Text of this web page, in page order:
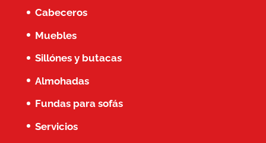
Cabeceros
Muebles
Sillónes y butacas
Almohadas
Fundas para sofás
Servicios